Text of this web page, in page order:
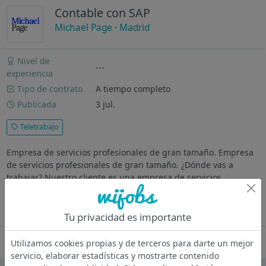
Contable con SAP
Michael Page · Madrid
Nivel de
experiencia
---
Tipo de contrato
A tiempo completo
Publicada
3 jul.
Teletrabajo
Empresa de servicios profesionales de gran tamaño. Empresa
de servicios profesionales de gran tamaño. ¿Dónde vas a
trabajar? Nuestro cliente es una empresa de servicios
profesionales de gran tamaño, reconocida por su experiencia
Oferta desactivada
Tu privacidad es importante
Utilizamos cookies propias y de terceros para darte un mejor
servicio, elaborar estadísticas y mostrarte contenido